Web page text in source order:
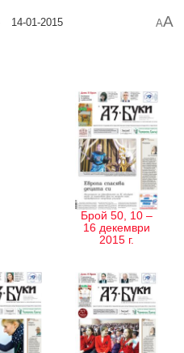
14-01-2015 AA
Брой 50, 10 –
16 декември
2015 г.